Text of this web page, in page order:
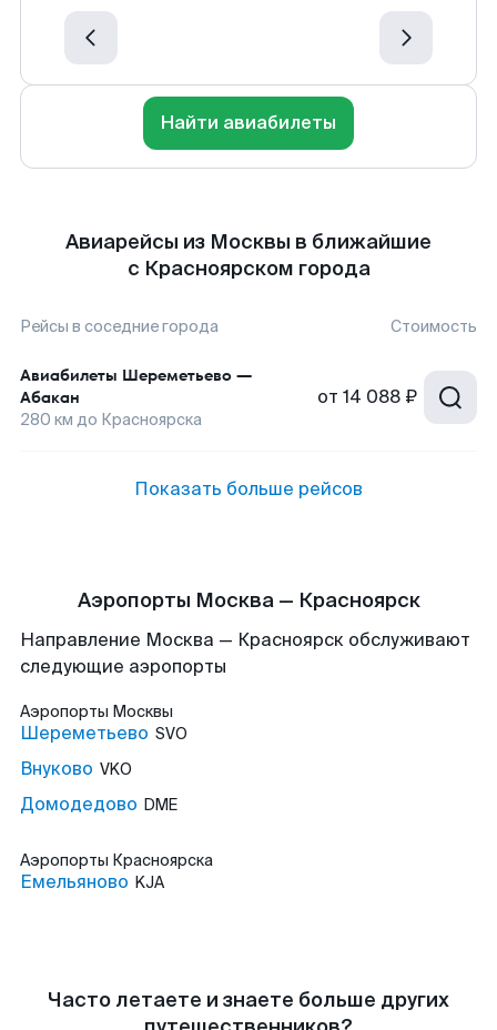
Найти авиабилеты
Авиарейсы из Москвы в ближайшие
с Красноярском города
Рейсы в соседние города Стоимость
Авиабилеты Шереметьево —
Абакан
280 км до Красноярска
от 14 088 ₽
Показать больше рейсов
Аэропорты Москва — Красноярск
Направление Москва — Красноярск обслуживают
следующие аэропорты
Аэропорты Москвы
Шереметьево SVO
Внуково VKO
Домодедово DME
Аэропорты Красноярска
Емельяново KJA
Часто летаете и знаете больше других